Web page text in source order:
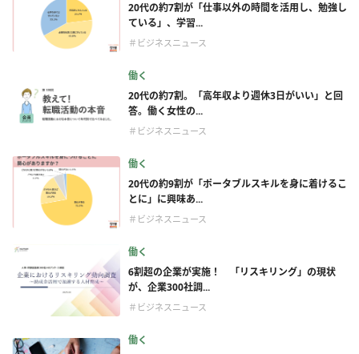
20代の約7割が「仕事以外の時間を活用し、勉強し
ている」、学習...
＃ビジネスニュース
働く
20代の約7割。「高年収より週休3日がいい」と回
答。働く女性の...
＃ビジネスニュース
働く
20代の約9割が「ポータブルスキルを身に着けるこ
とに」に興味あ...
＃ビジネスニュース
働く
6割超の企業が実施！ 「リスキリング」の現状
が、企業300社調...
＃ビジネスニュース
働く